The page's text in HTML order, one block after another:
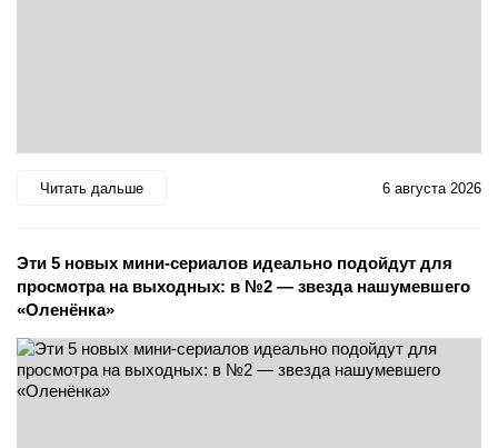
Читать дальше 6 августа 2026
Эти 5 новых мини-сериалов идеально подойдут для
просмотра на выходных: в №2 — звезда нашумевшего
«Оленёнка»